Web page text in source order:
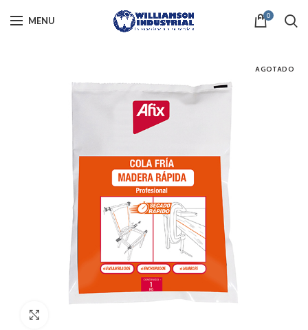
MENU 0
AGOTADO